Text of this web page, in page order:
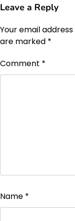
Leave a Reply
Your email
are marked *
Comment *
Name *